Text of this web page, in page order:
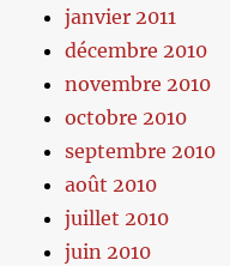
janvier 2011
décembre 2010
novembre 2010
octobre 2010
septembre 2010
août 2010
juillet 2010
juin 2010